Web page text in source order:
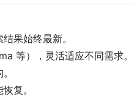
果始终最新。
等），灵活适应不同需求。
复。